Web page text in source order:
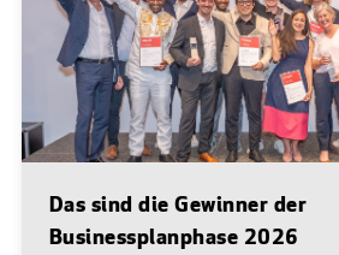
Das sind die Gewinner der
Businessplanphase 2026